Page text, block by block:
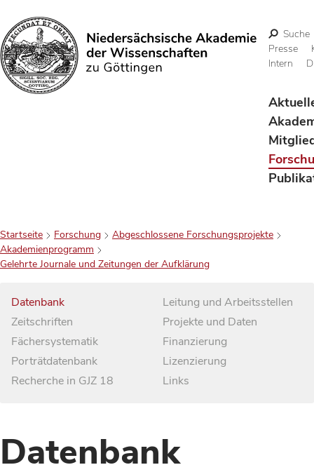
Suchen
Suche
Presse
Intern
Startseite Forschung
Abgeschlossene Forschungsprojekte
Akademienprogramm
Gelehrte Journale und Zeitungen der Aufklärung
Datenbank
Zeitschriften
Fächersystematik
Porträtdatenbank
Recherche in GJZ 18
Leitung und Arbeitsstellen
Projekte und Daten
Finanzierung
Lizenzierung
Links
Datenbank